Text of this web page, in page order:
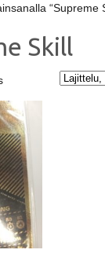
“Supreme
Skill